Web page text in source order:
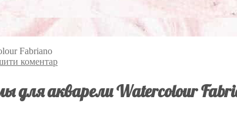
Fabriano
коментар
для акварели Watercolour